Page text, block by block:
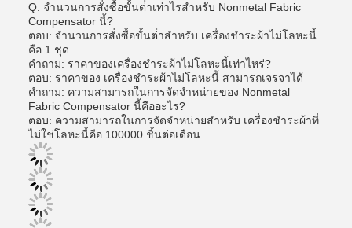
Q: จํานวนการสั่งซื้อขั้นต่ําเท่าไรสําหรับ Nonmetal Fabric
Compensator นี้?
ตอบ: จํานวนการสั่งซื้อขั้นต่ําสําหรับ เครื่องชําระผ้าไม่โลหะนี้
คือ 1 ชุด
คําถาม: ราคาของเครื่องชําระผ้าไม่โลหะนี้เท่าไหร่?
ตอบ: ราคาของ เครื่องชําระผ้าไม่โลหะนี้ สามารถเจรจาได้
คําถาม: ความสามารถในการจัดจําหน่ายของ Nonmetal
Fabric Compensator นี้คืออะไร?
ตอบ: ความสามารถในการจัดจําหน่ายสําหรับ เครื่องชําระผ้าที่
ไม่ใช่โลหะนี้คือ 100000 ชิ้นต่อเดือน